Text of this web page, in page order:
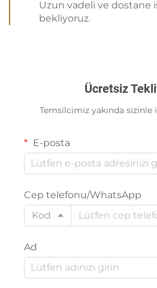
Uzun vadeli ve dostane
bekliyoruz.
Ücretsiz
Temsilcimiz yakında sizinle
E-posta
Cep telefonu/WhatsApp
Kod
Ad